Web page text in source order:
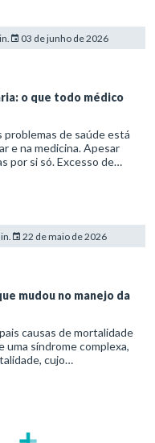
03 de junho de 2026
o que todo médico
de saúde está
e na medicina. Apesar
por si só. Excesso de
22 de maio de 2026
mudou no manejo da
causas de mortalidade
síndrome complexa,
cujo